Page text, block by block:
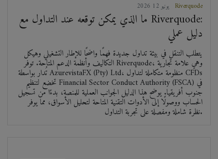
2026 يونيو 12 Riverquode
ما الذي يمكن توقعه عند التداول مع Riverquode:
دليل عملي
يتطلب التنقل في بيئة تداول جديدة فهمًا واضحًا للإطار التشغيلي وهيكل
التكاليف وأنظمة الدعم المتاحة. توفر Riverquode، وهي علامة تجارية
تُدار بواسطة AzurevistaFX (Pty) Ltd، منظومة متكاملة لتداول CFDs
تخضع لتنظيم Financial Sector Conduct Authority (FSCA) في
جنوب أفريقيا. يوضح هذا الدليل الجوانب العملية للمنصة، بدءًا من تسجيل
الحساب ووصولًا إلى الأدوات التقنية المتاحة لتحليل الأسواق، مما يوفر
نظرة شاملة ومفصلة على تجربة التداول.